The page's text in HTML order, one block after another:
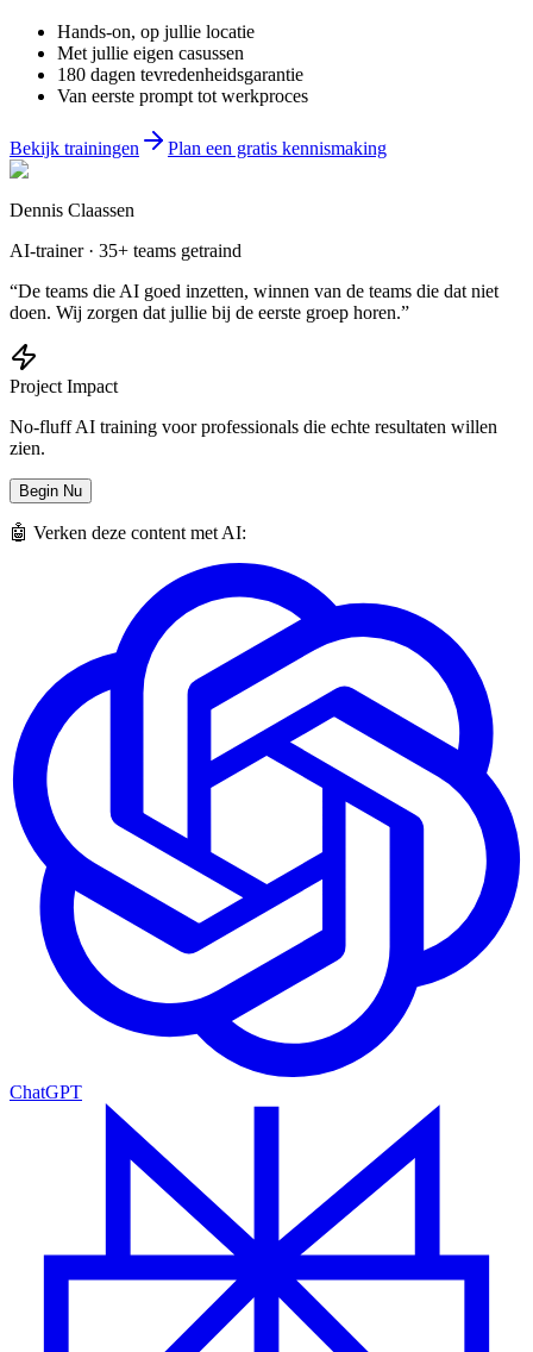
Hands-on, op jullie locatie
Met jullie eigen casussen
180 dagen tevredenheidsgarantie
Van eerste prompt tot werkproces
Bekijk trainingen Plan een gratis kennismaking
Dennis Claassen
AI-trainer · 35+ teams getraind
“De teams die AI goed inzetten, winnen van de teams die dat niet
doen. Wij zorgen dat jullie bij de eerste groep horen.”
Project Impact
No-fluff AI training voor professionals die echte resultaten willen
zien.
Begin Nu
🤖 Verken deze content met AI:
ChatGPT